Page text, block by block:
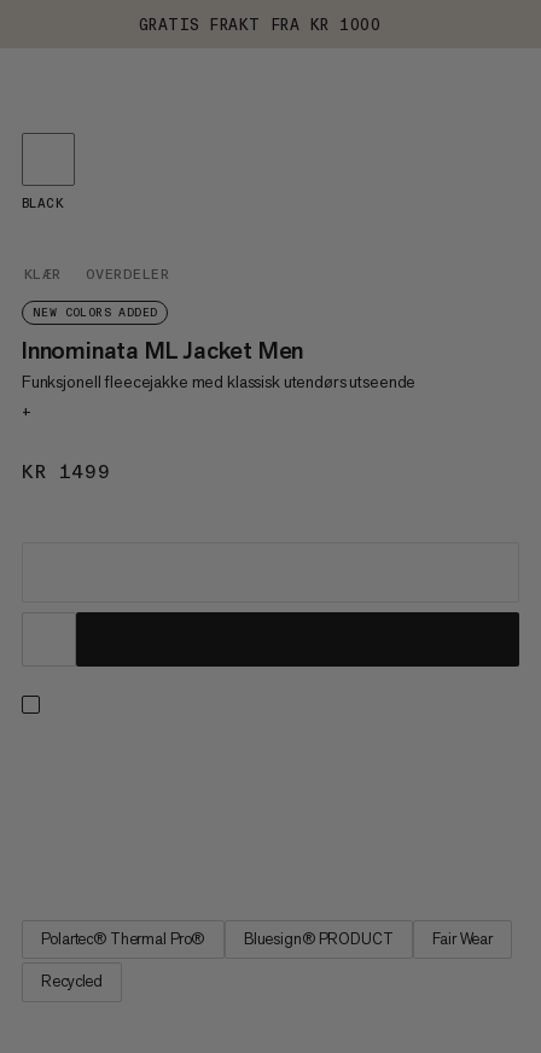
GRATIS FRAKT FRA KR 1000
KLÆR OVERDELER
NEW COLORS ADDED
Innominata ML Jacket Men
Funksjonell fleecejakke med klassisk utendørs utseende
+
KR 1499
BLACK
Polartec® Thermal Pro® Bluesign® PRODUCT Fair Wear
Recycled